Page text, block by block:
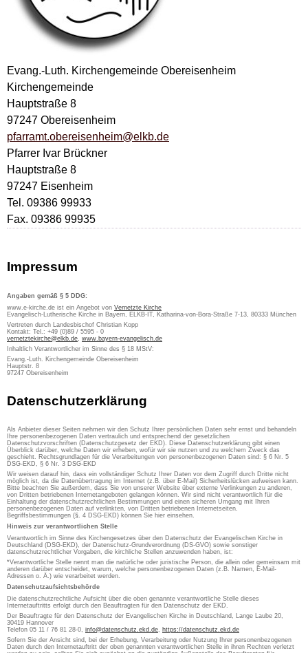
Evang.-Luth. Kirchengemeinde Obereisenheim
Kirchengemeinde
Hauptstraße 8
97247 Obereisenheim
pfarramt.obereisenheim@elkb.de
Pfarrer Ivar Brückner
Hauptstraße 8
97247 Eisenheim
Tel. 09386 99933
Fax. 09386 99935
Impressum
Angaben gemäß § 5 DDG:
www.e-kirche.de ist ein Angebot von Vernetzte Kirche
Evangelisch-Lutherische Kirche in Bayern, ELKB-IT, Katharina-von-Bora-Straße 7-13, 80333 München
Vertreten durch Landesbischof Christian Kopp
Kontakt: Tel.: +49 (0)89 / 5595 - 0
vernetztekirche@elkb.de, www.bayern-evangelisch.de
Inhaltlich Verantwortlicher im Sinne des § 18 MStV:
Evang.-Luth. Kirchengemeinde Obereisenheim
Hauptstr. 8
97247 Obereisenheim
Datenschutzerklärung
Als Anbieter dieser Seiten nehmen wir den Schutz Ihrer persönlichen Daten sehr ernst und behandeln
Ihre personenbezogenen Daten vertraulich und entsprechend der gesetzlichen
Datenschutzvorschriften (Datenschutzgesetz der EKD). Diese Datenschutzerklärung gibt einen
Überblick darüber, welche Daten wir erheben, wofür wir sie nutzen und zu welchem Zweck das
geschieht. Rechtsgrundlagen für die Verarbeitungen von personenbezogenen Daten sind: § 6 Nr. 5
DSG-EKD, § 6 Nr. 3 DSG-EKD
Wir weisen darauf hin, dass ein vollständiger Schutz Ihrer Daten vor dem Zugriff durch Dritte nicht
möglich ist, da die Datenübertragung im Internet (z.B. über E-Mail) Sicherheitslücken aufweisen kann.
Bitte beachten Sie außerdem, dass Sie von unserer Website über externe Verlinkungen zu anderen,
von Dritten betriebenen Internetangeboten gelangen können. Wir sind nicht verantwortlich für die
Einhaltung der datenschutzrechtlichen Bestimmungen und einen sicheren Umgang mit Ihren
personenbezogenen Daten auf verlinkten, von Dritten betriebenen Internetseiten.
Begriffsbestimmungen (§. 4 DSG-EKD) können Sie hier einsehen.
Hinweis zur verantwortlichen Stelle
Verantwortlich im Sinne des Kirchengesetzes über den Datenschutz der Evangelischen Kirche in
Deutschland (DSG-EKD), der Datenschutz-Grundverordnung (DS-GVO) sowie sonstiger
datenschutzrechtlicher Vorgaben, die kirchliche Stellen anzuwenden haben, ist:
*Verantwortliche Stelle nennt man die natürliche oder juristische Person, die allein oder gemeinsam mit
anderen darüber entscheidet, warum, welche personenbezogenen Daten (z.B. Namen, E-Mail-
Adressen o. Ä.) wie verarbeitet werden.
Datenschutzaufsichtsbehörde
Die datenschutzrechtliche Aufsicht über die oben genannte verantwortliche Stelle dieses
Internetauftritts erfolgt durch den Beauftragten für den Datenschutz der EKD.
Der Beauftragte für den Datenschutz der Evangelischen Kirche in Deutschland, Lange Laube 20,
30419 Hannover
Telefon 05 11 / 76 81 28-0, info@datenschutz.ekd.de, https://datenschutz.ekd.de
Sofern Sie der Ansicht sind, bei der Erhebung, Verarbeitung oder Nutzung Ihrer personenbezogenen
Daten durch den Internetauftritt der oben genannten verantwortlichen Stelle in ihren Rechten verletzt